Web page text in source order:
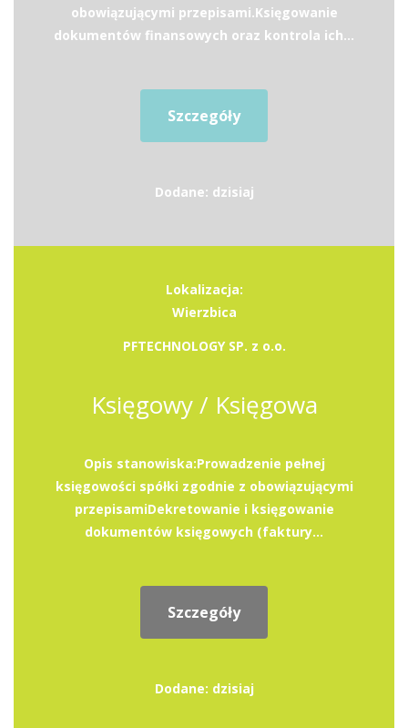
obowiązującymi przepisami.Księgowanie
dokumentów finansowych oraz kontrola ich...
Szczegóły
Dodane: dzisiaj
Lokalizacja:
Wierzbica
PFTECHNOLOGY SP. z o.o.
Księgowy / Księgowa
Opis stanowiska:Prowadzenie pełnej
księgowości spółki zgodnie z obowiązującymi
przepisamiDekretowanie i księgowanie
dokumentów księgowych (faktury...
Szczegóły
Dodane: dzisiaj